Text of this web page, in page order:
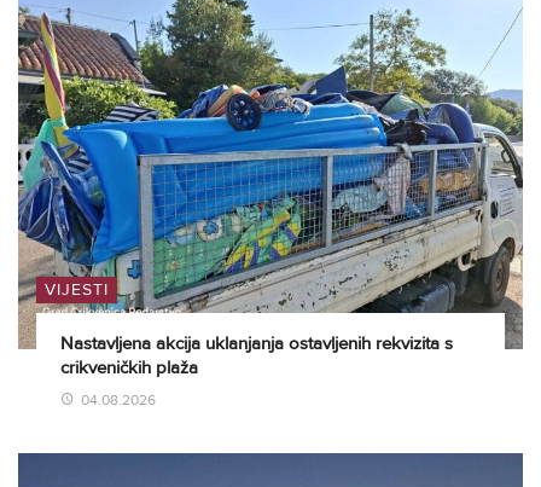
VIJESTI
Nastavljena akcija uklanjanja ostavljenih rekvizita s
crikveničkih plaža
04.08.2026